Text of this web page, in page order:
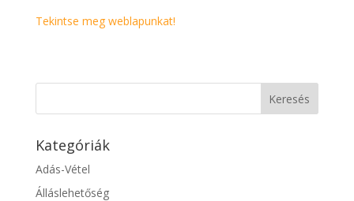
Tekintse meg weblapunkat!
Kategóriák
Adás-Vétel
Álláslehetőség